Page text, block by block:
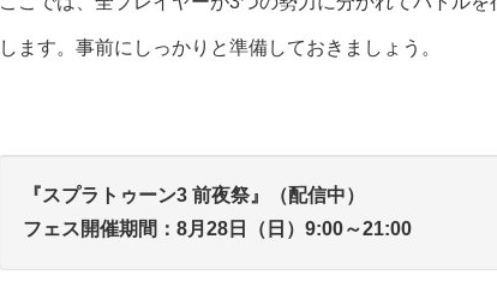
します。事前にしっかりと準備しておきましょう。
『スプラトゥーン3 前夜祭』（配信中）
フェス開催期間：8月28日（日）9:00～21:00